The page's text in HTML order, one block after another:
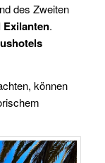
des Zweiten
.
können